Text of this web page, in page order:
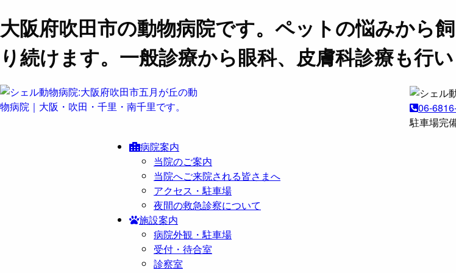
大阪府吹田市の動物病院です。ペットの悩みから
り続けます。一般診療から眼科、皮膚科診療も行
06-
駐車場完
病院案内
当院のご案内
当院へご来院される皆さまへ
アクセス・駐車場
夜間の救急診察について
施設案内
病院外観・駐車場
受付・待合室
診察室